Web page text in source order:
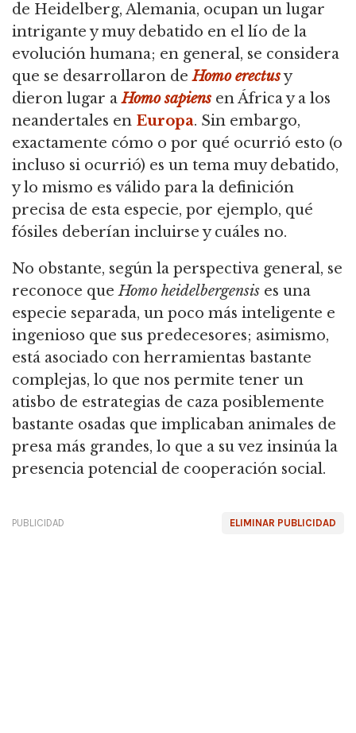
de Heidelberg, Alemania, ocupan un lugar
intrigante y muy debatido en el lío de la
evolución humana; en general, se considera
que se desarrollaron deHomo erectusy
dieron lugar aHomo sapiens en África y a los
neandertales en Europa. Sin embargo,
exactamente cómo o por qué ocurrió esto (o
incluso si ocurrió) es un tema muy debatido,
y lo mismo es válido para la definición
precisa de esta especie, por ejemplo, qué
fósiles deberían incluirse y cuáles no.
No obstante, según la perspectiva general, se
reconoce queHomo heidelbergensis es una
especie separada, un poco más inteligente e
ingenioso que sus predecesores; asimismo,
está asociado con herramientas bastante
complejas, lo que nos permite tener un
atisbo de estrategias de caza posiblemente
bastante osadas que implicaban animales de
presa más grandes, lo que a su vez insinúa la
presencia potencial de cooperación social.
ELIMINAR PUBLICIDAD
PUBLICIDAD